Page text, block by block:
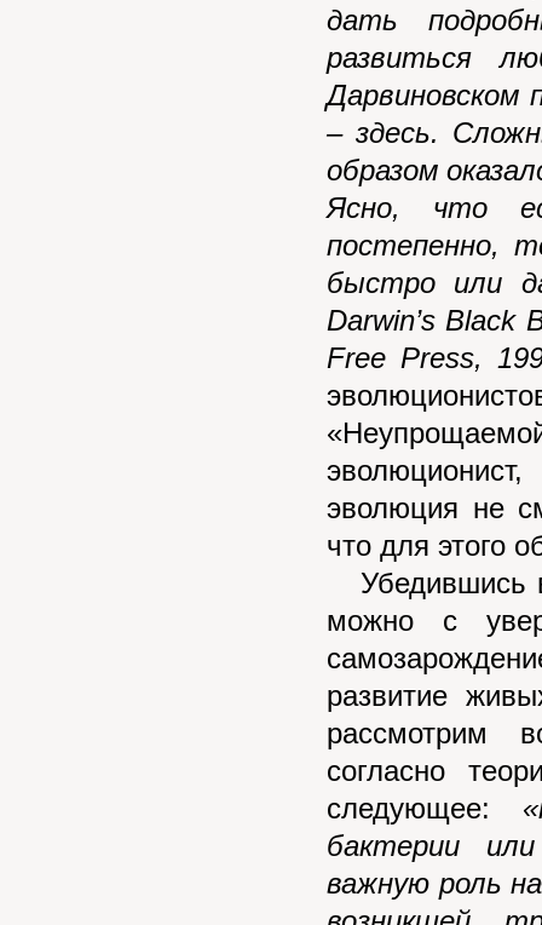
дать
развиться
– здесь.
образом
Ясно, что
постепенно,
быстро или
Darwin’s Black
Free Press,
эволюция не
что для этого
Убедившись в
можно с
развитие
рассмотрим
согласно
следующее:
бактерии
важную роль